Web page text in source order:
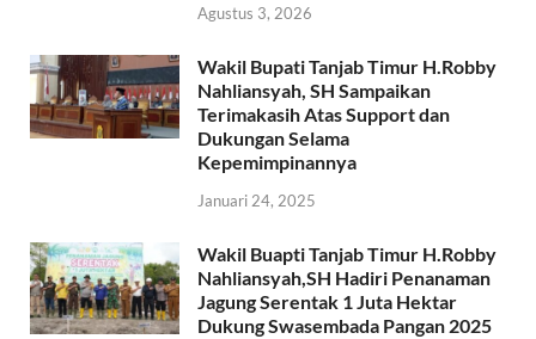
Agustus 3, 2026
Wakil Bupati Tanjab Timur H.Robby
Nahliansyah, SH Sampaikan
Terimakasih Atas Support dan
Dukungan Selama
Kepemimpinannya
Januari 24, 2025
Wakil Buapti Tanjab Timur H.Robby
Nahliansyah,SH Hadiri Penanaman
Jagung Serentak 1 Juta Hektar
Dukung Swasembada Pangan 2025